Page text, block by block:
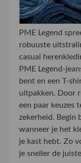
PME Legend
robuuste
casual
PME Legend-
bent en een T-
uitpakken. Door
een paar keuzes
zekerheid. Begin
wanneer je het
je kast hebt. Zo
je sneller de